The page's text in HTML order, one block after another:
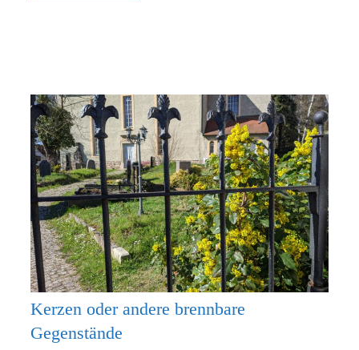
Kerzen oder andere brennbare
Gegenstände